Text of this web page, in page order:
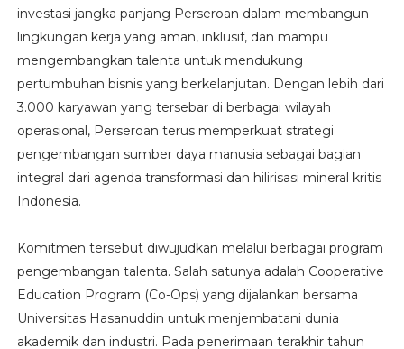
investasi jangka panjang Perseroan dalam membangun
lingkungan kerja yang aman, inklusif, dan mampu
mengembangkan talenta untuk mendukung
pertumbuhan bisnis yang berkelanjutan. Dengan lebih dari
3.000 karyawan yang tersebar di berbagai wilayah
operasional, Perseroan terus memperkuat strategi
pengembangan sumber daya manusia sebagai bagian
integral dari agenda transformasi dan hilirisasi mineral kritis
Indonesia.
Komitmen tersebut diwujudkan melalui berbagai program
pengembangan talenta. Salah satunya adalah Cooperative
Education Program (Co-Ops) yang dijalankan bersama
Universitas Hasanuddin untuk menjembatani dunia
akademik dan industri. Pada penerimaan terakhir tahun